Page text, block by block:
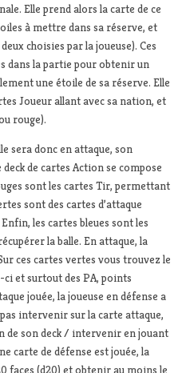
Elle prend alors la carte de ce
à mettre dans sa réserve, et
choisies par la joueuse). Ces
dans la partie pour obtenir un
une étoile de sa réserve. Elle
Joueur allant avec sa nation, et
rouge).
sera donc en attaque, son
de cartes Action se compose
sont les cartes Tir, permettant
sont des cartes d’attaque
les cartes bleues sont les
la balle. En attaque, la
ces cartes vertes vous trouvez le
ci et surtout des PA, points
jouée, la joueuse en défense a
intervenir sur la carte attaque,
de son deck / intervenir en jouant
carte de défense est jouée, la